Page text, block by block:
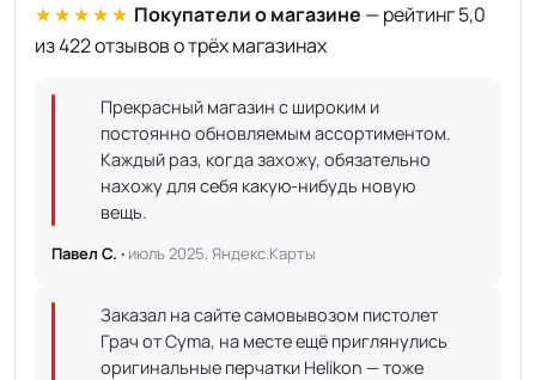
★★★★★ Покупатели о магазине — рейтинг 5,0
из 422 отзывов о трёх магазинах
Прекрасный магазин с широким и
постоянно обновляемым ассортиментом.
Каждый раз, когда захожу, обязательно
нахожу для себя какую-нибудь новую
вещь.
Павел С. · июль 2025, Яндекс.Карты
Заказал на сайте самовывозом пистолет
Грач от Cyma, на месте ещё приглянулись
оригинальные перчатки Helikon — тоже